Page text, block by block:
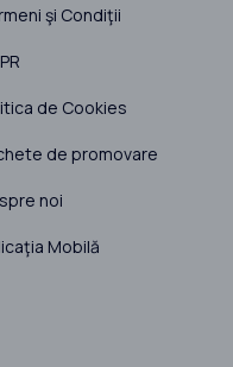
şi Condiţii
de Cookies
de promovare
noi
Mobilă